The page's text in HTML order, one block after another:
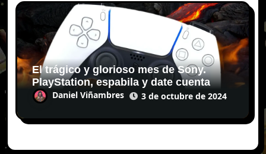
El trágico y glorioso mes de Sony.
PlayStation, espabila y date cuenta
Daniel Viñambres 3 de octubre de 2024